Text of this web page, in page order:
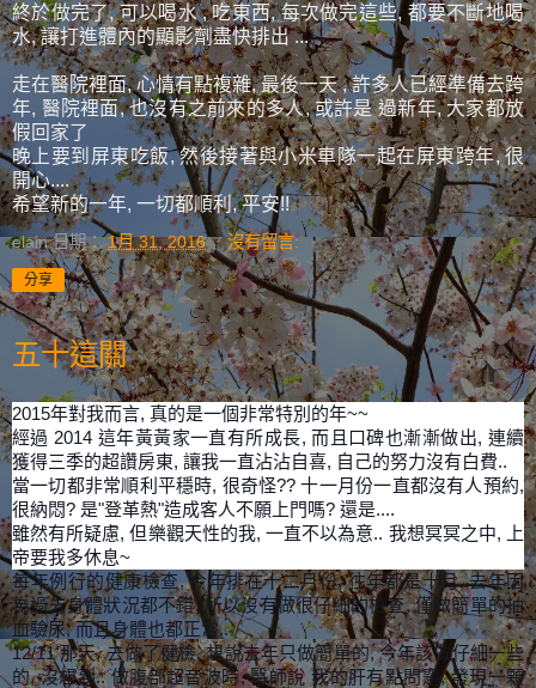
終於做完了, 可以喝水 , 吃東西, 每次做完這些, 都要不斷地喝
水, 讓打進體內的顯影劑盡快排出 ...
走在醫院裡面, 心情有點複雜, 最後一天 , 許多人已經準備去跨
年, 醫院裡面, 也沒有之前來的多人, 或許是 過新年, 大家都放
假回家了
晚上要到屏東吃飯, 然後接著與小米車隊一起在屏東跨年, 很
開心....
希望新的一年, 一切都順利, 平安!!
elain 日期：1月 31, 2016 沒有留言:
分享
五十這關
2015年對我而言, 真的是一個非常特別的年~~
經過 2014 這年黃黃家一直有所成長, 而且口碑也漸漸做出, 連續
獲得三季的超讚房東, 讓我一直沾沾自喜, 自己的努力沒有白費..
當一切都非常順利平穩時, 很奇怪?? 十一月份一直都沒有人預約,
很納悶? 是"登革熱"造成客人不願上門嗎? 還是....
雖然有所疑慮, 但樂觀天性的我, 一直不以為意.. 我想冥冥之中, 上
帝要我多休息~
每年例行的健康檢查, 今年排在十二月份, 往年都是十月, 去年因
為過去身體狀況都不錯, 所以沒有做很仔細的檢查, 僅做簡單的抽
血驗尿, 而且身體也都正常..
12/11 那天, 去做了健檢, 想說去年只做簡單的, 今年該做仔細一些
的, 沒想到.. 做腹部超音波時, 醫師說 我的肝有點問題, 發現一顆